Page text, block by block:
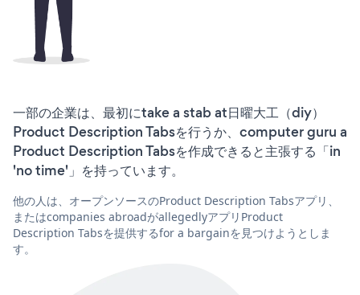
一部の企業は、最初にtake a stab at日曜大工（diy）
Product Description Tabsを行うか、computer guru a
Product Description Tabsを作成できると主張する「in
'no time'」を持っています。
他の人は、オープンソースのProduct Description Tabsアプリ、
またはcompanies abroadがallegedlyアプリProduct
Description Tabsを提供するfor a bargainを見つけようとしま
す。